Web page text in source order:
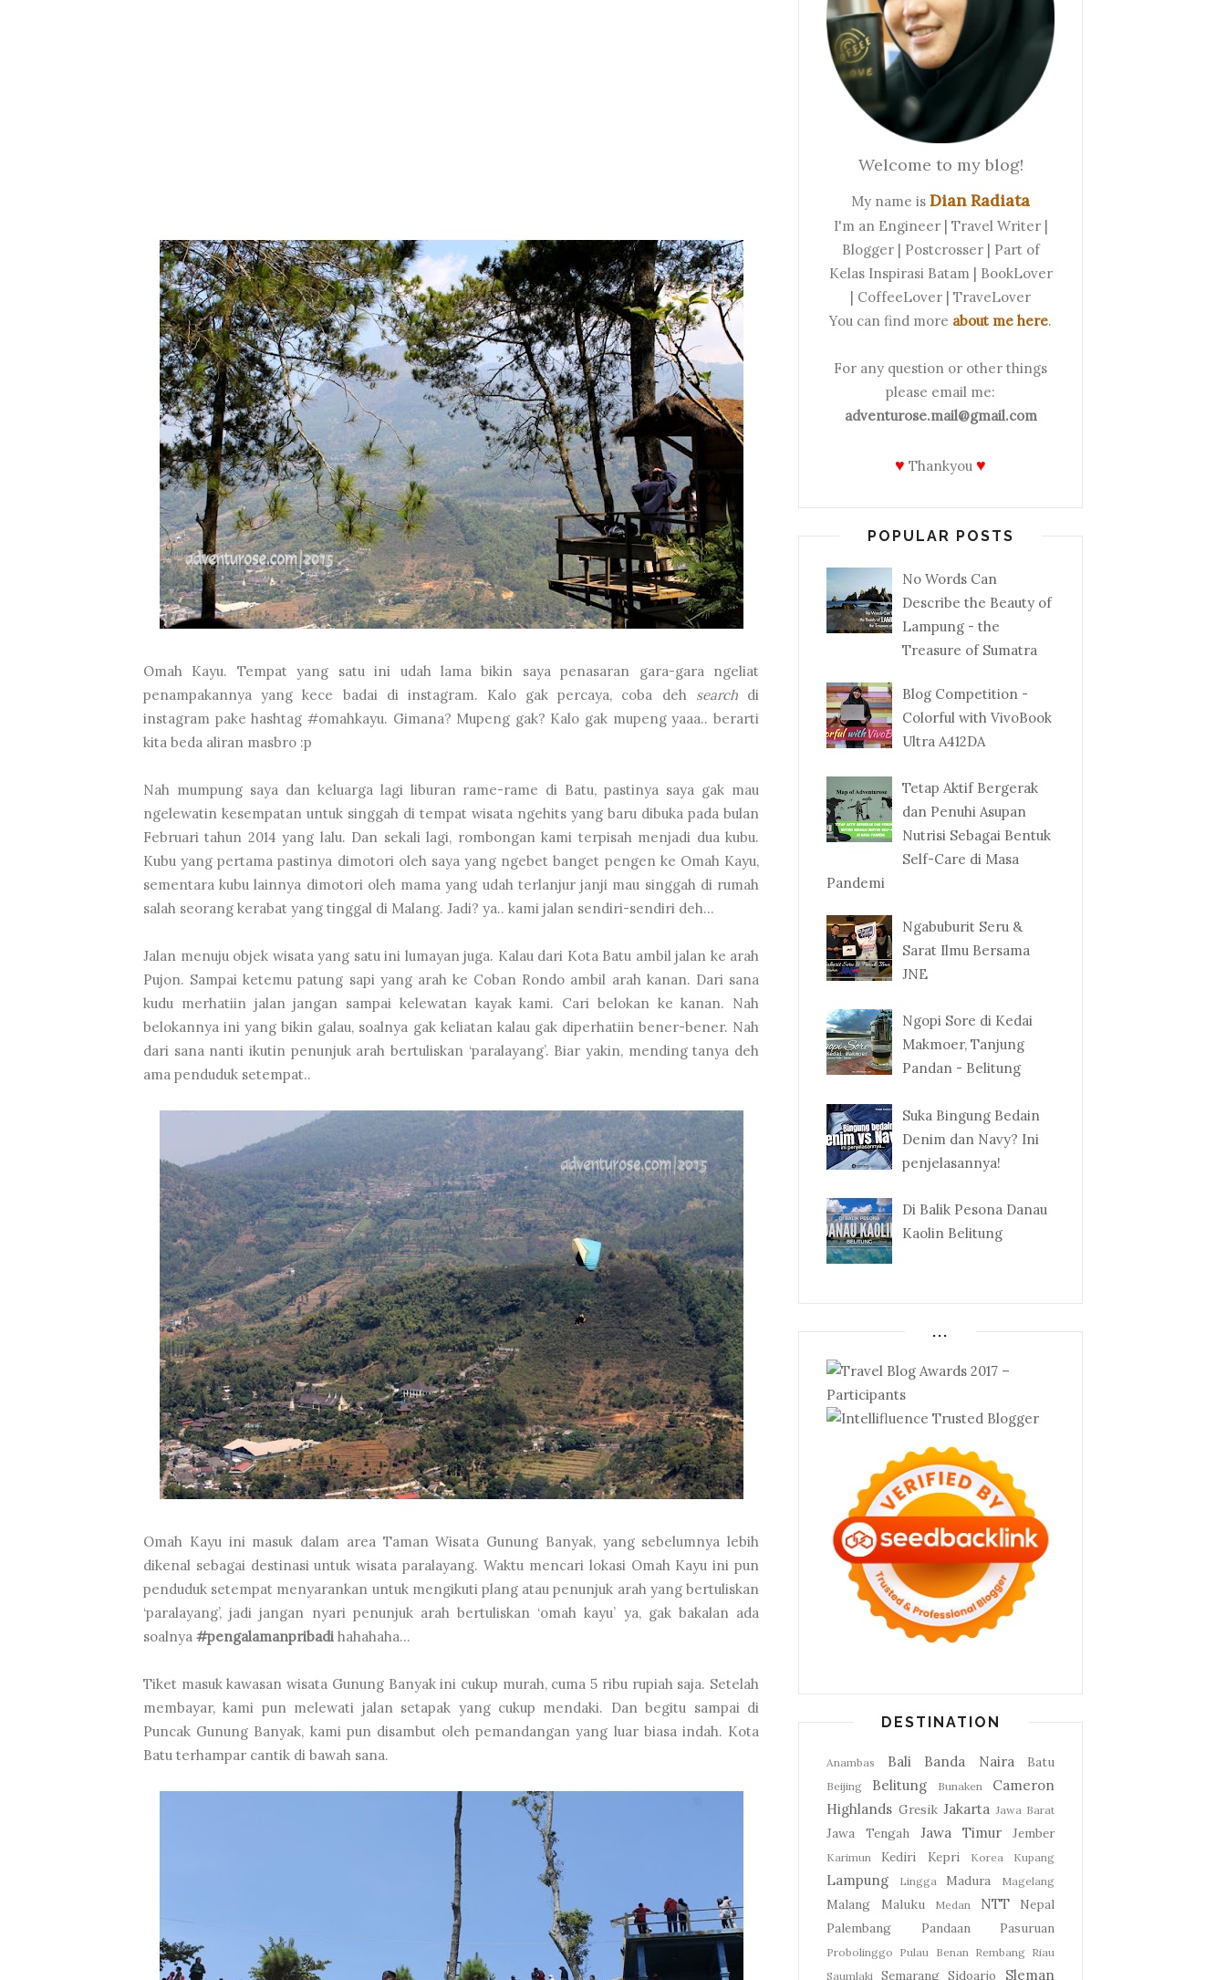
Omah Kayu. Tempat yang satu ini udah lama bikin saya penasaran gara-gara ngeliat
penampakannya yang kece badai di instagram. Kalo gak percaya, coba deh searchdi
instagram pake hashtag #omahkayu. Gimana? Mupeng gak? Kalo gak mupeng yaaa.. berarti
kita beda aliran masbro :p
Nah mumpung saya dan keluarga lagi liburan rame-rame di Batu, pastinya saya gak mau
ngelewatin kesempatan untuk singgah di tempat wisata ngehits yang baru dibuka pada bulan
Februari tahun 2014 yang lalu. Dan sekali lagi, rombongan kami terpisah menjadi dua kubu.
Kubu yang pertama pastinya dimotori oleh saya yang ngebet banget pengen ke Omah Kayu,
sementara kubu lainnya dimotori oleh mama yang udah terlanjur janji mau singgah di rumah
salah seorang kerabat yang tinggal di Malang. Jadi? ya.. kami jalan sendiri-sendiri deh...
Jalan menuju objek wisata yang satu ini lumayan juga. Kalau dari Kota Batu ambil jalan ke arah
Pujon. Sampai ketemu patung sapi yang arah ke Coban Rondo ambil arah kanan. Dari sana
kudu merhatiin jalan jangan sampai kelewatan kayak kami. Cari belokan ke kanan. Nah
belokannya ini yang bikin galau, soalnya gak keliatan kalau gak diperhatiin bener-bener. Nah
dari sana nanti ikutin penunjuk arah bertuliskan ‘paralayang’. Biar yakin, mending tanya deh
ama penduduk setempat..
Omah Kayu ini masuk dalam area Taman Wisata Gunung Banyak, yang sebelumnya lebih
dikenal sebagai destinasi untuk wisata paralayang. Waktu mencari lokasi Omah Kayu ini pun
penduduk setempat menyarankan untuk mengikuti plang atau penunjuk arah yang bertuliskan
‘paralayang’, jadi jangan nyari penunjuk arah bertuliskan ‘omah kayu’ ya, gak bakalan ada
soalnya #pengalamanpribadi hahahaha…
Tiket masuk kawasan wisata Gunung Banyak ini cukup murah, cuma 5 ribu rupiah saja. Setelah
membayar, kami pun melewati jalan setapak yang cukup mendaki. Dan begitu sampai di
Puncak Gunung Banyak, kami pun disambut oleh pemandangan yang luar biasa indah. Kota
Batu terhampar cantik di bawah sana.
Welcome to my blog!
My name is Dian Radiata
I'm an Engineer | Travel Writer |
Blogger | Postcrosser | Part of
Kelas Inspirasi Batam | BookLover
| CoffeeLover | TraveLover
You can find more about me here.
For any question or other things
please email me:
adventurose.mail@gmail.com
♥ Thankyou ♥
POPULAR POSTS
No Words Can
Describe the Beauty of
Lampung - the
Treasure of Sumatra
Blog Competition -
Colorful with VivoBook
Ultra A412DA
Tetap Aktif Bergerak
dan Penuhi Asupan
Nutrisi Sebagai Bentuk
Self-Care di Masa
Pandemi
Ngabuburit Seru &
Sarat Ilmu Bersama
JNE
Ngopi Sore di Kedai
Makmoer, Tanjung
Pandan - Belitung
Suka Bingung Bedain
Denim dan Navy? Ini
penjelasannya!
Di Balik Pesona Danau
Kaolin Belitung
...
DESTINATION
Anambas Bali Banda Naira Batu
Beijing Belitung Bunaken
Cameron
Highlands Gresik Jakarta Jawa Barat
Jawa Tengah Jawa Timur Jember
Karimun Kediri Kepri Korea Kupang
Lampung Lingga Madura Magelang
Malang Maluku Medan NTT
Nepal
Palembang
Pandaan Pasuruan
Probolinggo Pulau Benan Rembang Riau
Saumlaki Semarang Sidoarjo Sleman